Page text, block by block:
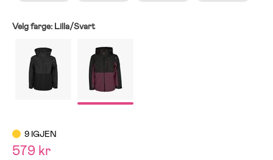
Velg farge: Lilla/Svart
9 IGJEN
579 kr